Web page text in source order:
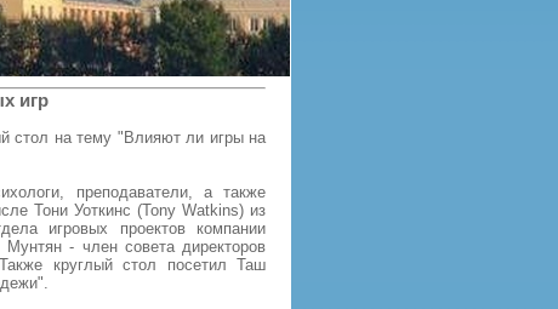
игр
стол на тему "Влияют ли игры на
преподаватели, а также
Тони Уоткинс (Tony Watkins) из
игровых проектов компании
- член совета директоров
круглый стол посетил Таш